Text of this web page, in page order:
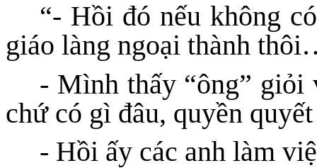
“- Hồi đó nếu không
giáo làng ngoại thành
- Mình thấy “ông” giỏi
chứ có gì đâu, quyền
- Hồi ấy các anh làm